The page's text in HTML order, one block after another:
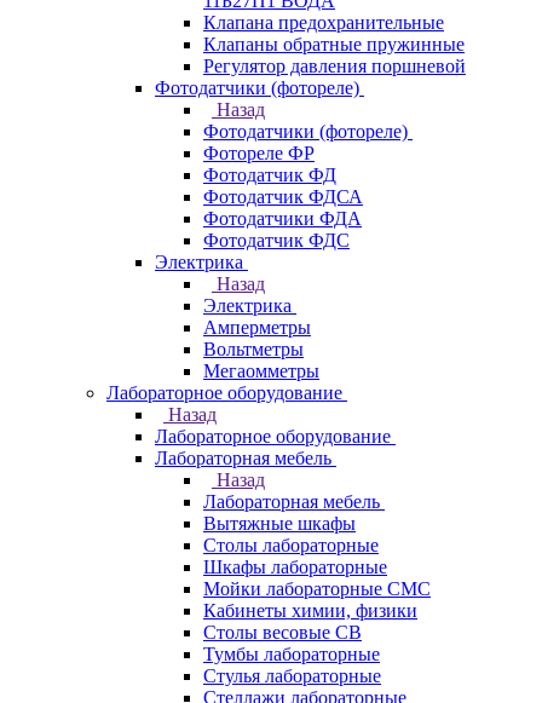
Клапана предохранительные
Клапаны обратные пружинные
Регулятор давления поршневой
Фотодатчики (фотореле)
Назад
Фотодатчики (фотореле)
Фотореле ФР
Фотодатчик ФД
Фотодатчик ФДСА
Фотодатчики ФДА
Фотодатчик ФДС
Электрика
Назад
Электрика
Амперметры
Вольтметры
Мегаомметры
Лабораторное оборудование
Назад
Лабораторное оборудование
Лабораторная мебель
Назад
Лабораторная мебель
Вытяжные шкафы
Столы лабораторные
Шкафы лабораторные
Мойки лабораторные СМС
Кабинеты химии, физики
Столы весовые СВ
Тумбы лабораторные
Стулья лабораторные
Стеллажи лабораторные